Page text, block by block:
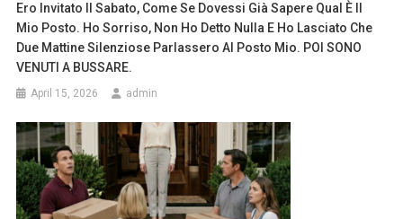
Ero Invitato Il Sabato, Come Se Dovessi Già Sapere Qual È Il
Mio Posto. Ho Sorriso, Non Ho Detto Nulla E Ho Lasciato Che
Due Mattine Silenziose Parlassero Al Posto Mio. POI SONO
VENUTI A BUSSARE.
April 15, 2026 admin